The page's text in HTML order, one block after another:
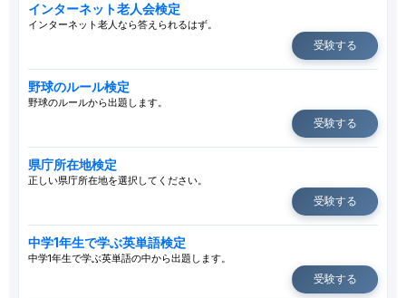
インターネット老人会検定
インターネット老人なら答えられるはず。
受験する
野球のルール検定
野球のルールから出題します。
受験する
県庁所在地検定
正しい県庁所在地を選択してください。
受験する
中学1年生で学ぶ英単語検定
中学1年生で学ぶ英単語の中から出題します。
受験する